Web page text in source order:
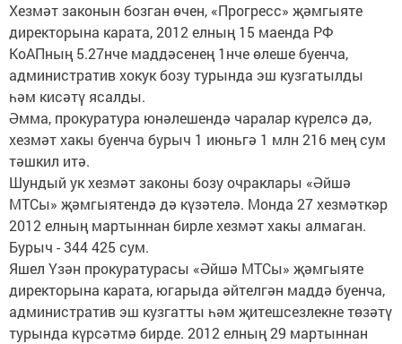
Хезмәт законын бозган өчен, «Прогресс» җәмгыяте
директорына карата, 2012 елның 15 маенда РФ
КоАПның 5.27нче маддәсенең 1нче өлеше буенча,
административ хокук бозу турында эш кузгатылды
һәм кисәтү ясалды.
Әмма, прокуратура юнәлешендә чаралар күрелсә дә,
хезмәт хакы буенча бурыч 1 июньгә 1 млн 216 мең сум
тәшкил итә.
Шундый ук хезмәт законы бозу очраклары «Әйшә
МТСы» җәмгыятендә дә күзәтелә. Монда 27 хезмәткәр
2012 елның мартыннан бирле хезмәт хакы алмаган.
Бурыч - 344 425 сум.
Яшел Үзән прокуратурасы «Әйшә МТСы» җәмгыяте
директорына карата, югарыда әйтелгән маддә буенча,
административ эш кузгатты һәм җитешсезлекне төзәтү
турында күрсәтмә бирде. 2012 елның 29 мартыннан